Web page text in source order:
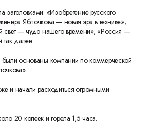
заголовками: «Изобретение русского
Яблочкова — новая эра в технике»;
свет — чудо нашего времени»; «Россия —
так далее.
были основаны компании по коммерческой
и начали расходиться огромными
20 копеек и горела 1,5 часа.